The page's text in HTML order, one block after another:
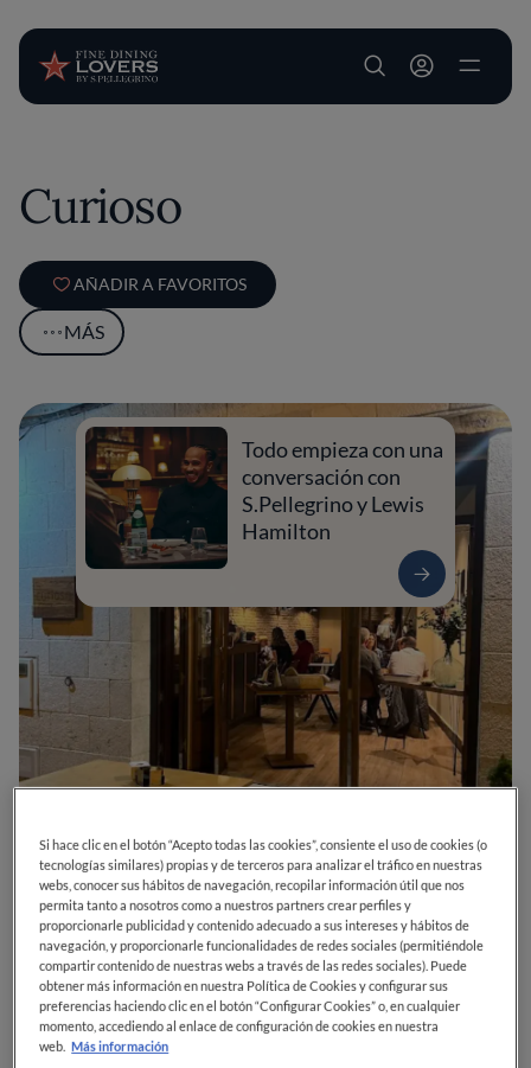
User account
Curioso
AÑADIR A FAVORITOS
MÁS
0 0 0 0 0
Todo empieza con una
conversación con
S.Pellegrino y Lewis
Hamilton
C. Derecha Al Coso, 2247300PeñafielValladolidEspaña
ABIERTO VER HORARIOS
PRECIO
Si hace clic en el botón “Acepto todas las cookies”, consiente el uso de cookies (o
tecnologías similares) propias y de terceros para analizar el tráfico en nuestras
webs, conocer sus hábitos de navegación, recopilar información útil que nos
permita tanto a nosotros como a nuestros partners crear perfiles y
proporcionarle publicidad y contenido adecuado a sus intereses y hábitos de
navegación, y proporcionarle funcionalidades de redes sociales (permitiéndole
compartir contenido de nuestras webs a través de las redes sociales). Puede
obtener más información en nuestra Política de Cookies y configurar sus
preferencias haciendo clic en el botón “Configurar Cookies” o, en cualquier
momento, accediendo al enlace de configuración de cookies en nuestra
web. Más información